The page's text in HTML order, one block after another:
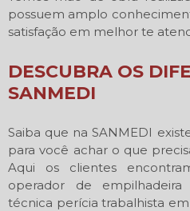
possuem amplo
satisfação em melhor te
DESCUBRA OS
SANMEDI
Saiba que na SANMEDI
para você achar o que
Aqui os clientes
operador de empilhadeira
técnica perícia trabalhista